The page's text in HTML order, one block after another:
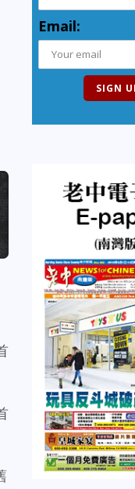
Email: